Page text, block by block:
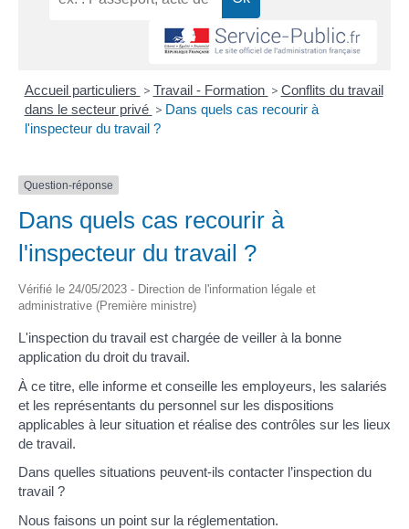
Accueil particuliers > Travail - Formation > Conflits du travail
dans le secteur privé > Dans quels cas recourir à
l'inspecteur du travail ?
Question-réponse
Dans quels cas recourir à
l'inspecteur du travail ?
Vérifié le 24/05/2023 - Direction de l'information légale et
administrative (Première ministre)
L'inspection du travail est chargée de veiller à la bonne
application du droit du travail.
À ce titre, elle informe et conseille les employeurs, les salariés
et les représentants du personnel sur les dispositions
applicables à leur situation et réalise des contrôles sur les lieux
de travail.
Dans quelles situations peuvent-ils contacter l’inspection du
travail ?
Nous faisons un point sur la réglementation.